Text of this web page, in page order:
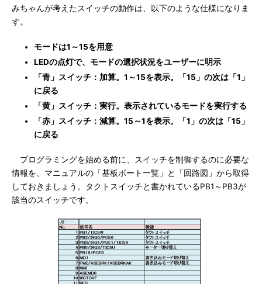
みちゃんが考えたスイッチの動作は、以下のような仕様になりま
す。
モードは1～15を用意
LEDの点灯で、モードの選択状況をユーザーに明示
「青」スイッチ：加算。1～15を表示。「15」の次は「1」
に戻る
「黄」スイッチ：実行。表示されているモードを実行する
「赤」スイッチ：減算。15～1を表示。「1」の次は「15」
に戻る
プログラミングを始める前に、スイッチを制御するのに必要な
情報を、マニュアルの「基板ポート一覧」と「回路図」から取得
しておきましょう。タクトスイッチと書かれているPB1～PB3が
該当のスイッチです。